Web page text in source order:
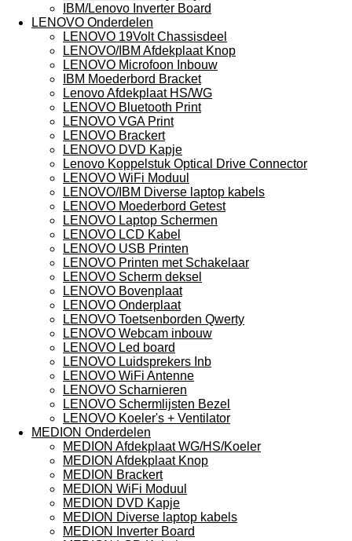
IBM/Lenovo Inverter Board
LENOVO Onderdelen
LENOVO 19Volt Chassisdeel
LENOVO/IBM Afdekplaat Knop
LENOVO Microfoon Inbouw
IBM Moederbord Bracket
Lenovo Afdekplaat HS/WG
LENOVO Bluetooth Print
LENOVO VGA Print
LENOVO Brackert
LENOVO DVD Kapje
Lenovo Koppelstuk Optical Drive Connector
LENOVO WiFi Moduul
LENOVO/IBM Diverse laptop kabels
LENOVO Moederbord Getest
LENOVO Laptop Schermen
LENOVO LCD Kabel
LENOVO USB Printen
LENOVO Printen met Schakelaar
LENOVO Scherm deksel
LENOVO Bovenplaat
LENOVO Onderplaat
LENOVO Toetsenborden Qwerty
LENOVO Webcam inbouw
LENOVO Led board
LENOVO Luidsprekers Inb
LENOVO WiFi Antenne
LENOVO Scharnieren
LENOVO Schermlijsten Bezel
LENOVO Koeler's + Ventilator
MEDION Onderdelen
MEDION Afdekplaat WG/HS/Koeler
MEDION Afdekplaat Knop
MEDION Brackert
MEDION WiFi Moduul
MEDION DVD Kapje
MEDION Diverse laptop kabels
MEDION Inverter Board